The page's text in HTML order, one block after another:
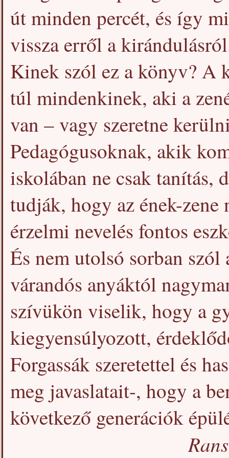
út minden percét, és így
vissza erről a
Kinek szól ez a könyv? A
túl mindenkinek, aki a
van – vagy szeretne
Pedagógusoknak, akik
iskolában ne csak tanítás,
tudják, hogy az ének-zene
érzelmi nevelés fontos
És nem utolsó sorban
várandós anyáktól
szívükön viselik, hogy a
kiegyensúlyozott,
Forgassák szeretettel és
meg javaslatait-, hogy a
következő generációk